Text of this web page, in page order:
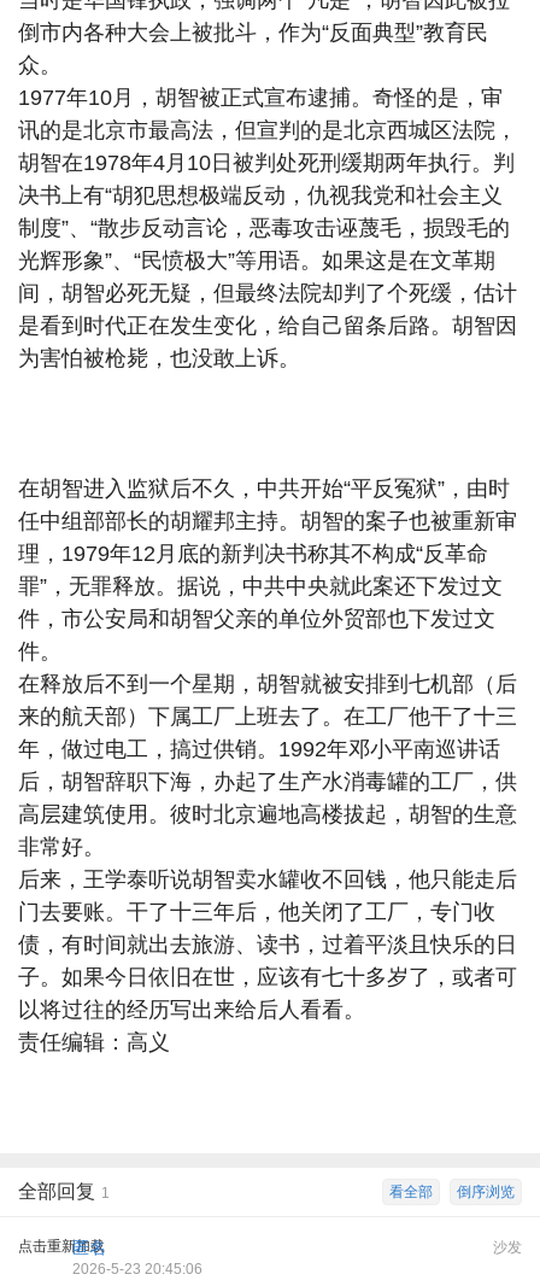
倒市内各种大会上被批斗，作为“反面典型”教育民
众。
1977年10月，胡智被正式宣布逮捕。奇怪的是，审
讯的是北京市最高法，但宣判的是北京西城区法院，
胡智在1978年4月10日被判处死刑缓期两年执行。判
决书上有“胡犯思想极端反动，仇视我党和社会主义
制度”、“散步反动言论，恶毒攻击诬蔑毛，损毁毛的
光辉形象”、“民愤极大”等用语。如果这是在文革期
间，胡智必死无疑，但最终法院却判了个死缓，估计
是看到时代正在发生变化，给自己留条后路。胡智因
为害怕被枪毙，也没敢上诉。
在胡智进入监狱后不久，中共开始“平反冤狱”，由时
任中组部部长的胡耀邦主持。胡智的案子也被重新审
理，1979年12月底的新判决书称其不构成“反革命
罪”，无罪释放。据说，中共中央就此案还下发过文
件，市公安局和胡智父亲的单位外贸部也下发过文
件。
在释放后不到一个星期，胡智就被安排到七机部（后
来的航天部）下属工厂上班去了。在工厂他干了十三
年，做过电工，搞过供销。1992年邓小平南巡讲话
后，胡智辞职下海，办起了生产水消毒罐的工厂，供
高层建筑使用。彼时北京遍地高楼拔起，胡智的生意
非常好。
后来，王学泰听说胡智卖水罐收不回钱，他只能走后
门去要账。干了十三年后，他关闭了工厂，专门收
债，有时间就出去旅游、读书，过着平淡且快乐的日
子。如果今日依旧在世，应该有七十多岁了，或者可
以将过往的经历写出来给后人看看。
责任编辑：高义
倒序浏览
看全部
全部回复 1
点击重新加载 沙发
匿名
2026-5-23 20:45:06